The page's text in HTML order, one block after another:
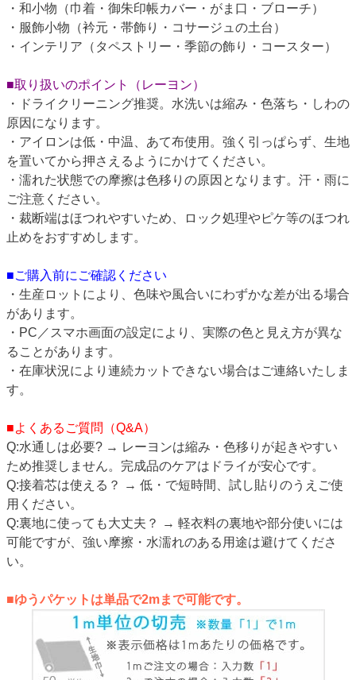
・和小物（巾着・御朱印帳カバー・がま口・ブローチ）
・服飾小物（衿元・帯飾り・コサージュの土台）
・インテリア（タペストリー・季節の飾り・コースター）
■取り扱いのポイント（レーヨン）
・ドライクリーニング推奨。水洗いは縮み・色落ち・しわの
原因になります。
・アイロンは低・中温、あて布使用。強く引っぱらず、生地
を置いてから押さえるようにかけてください。
・濡れた状態での摩擦は色移りの原因となります。汗・雨に
ご注意ください。
・裁断端はほつれやすいため、ロック処理やピケ等のほつれ
止めをおすすめします。
■ご購入前にご確認ください
・生産ロットにより、色味や風合いにわずかな差が出る場合
があります。
・PC／スマホ画面の設定により、実際の色と見え方が異な
ることがあります。
・在庫状況により連続カットできない場合はご連絡いたしま
す。
■よくあるご質問（Q&A）
Q:水通しは必要? → レーヨンは縮み・色移りが起きやすい
ため推奨しません。完成品のケアはドライが安心です。
Q:接着芯は使える？ → 低・で短時間、試し貼りのうえご使
用ください。
Q:裏地に使っても大丈夫？ → 軽衣料の裏地や部分使いには
可能ですが、強い摩擦・水濡れのある用途は避けてくださ
い。
■ゆうパケットは単品で2mまで可能です。